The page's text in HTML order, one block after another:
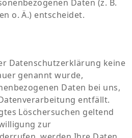
Daten (z. B.
o. Ä.) entscheidet.
Datenschutzerklärung keine
genannt wurde,
Daten bei uns,
entfällt.
Löschersuchen geltend
zur